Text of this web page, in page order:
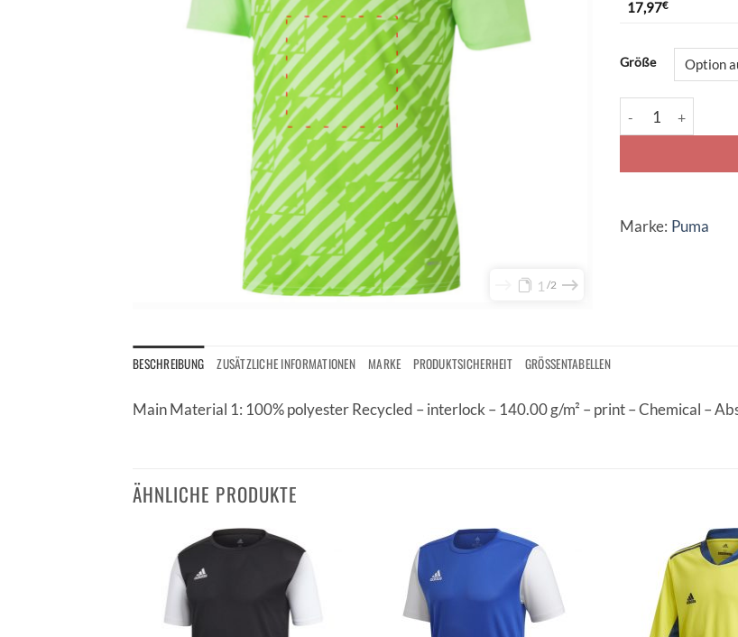
1 2
17,97€
Größe
Puma
Alternative:
Marke: Puma
BESCHREIBUNG ZUSÄTZLICHE INFORMATIONEN MARKE PRODUKTSICHERHEIT GRÖSSENTABELLEN
Main Material 1: 100% polyester Recycled – interlock – 140.00 g/m² – print – Chemical –
ÄHNLICHE PRODUKTE